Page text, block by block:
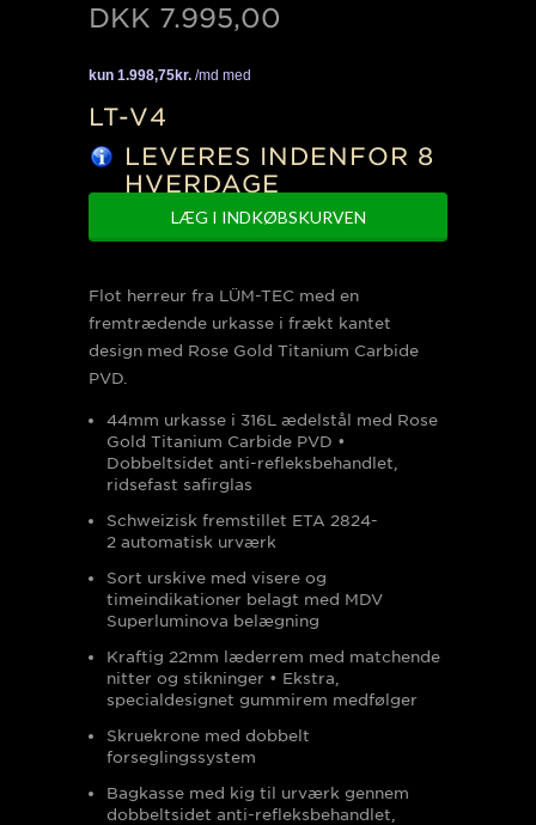
DKK 7.995,00
LT-V4
LEVERES INDENFOR 8
HVERDAGE
Flot herreur fra LÜM-TEC med en
fremtrædende urkasse i frækt kantet
design med Rose Gold Titanium Carbide
PVD.
44mm urkasse i 316L ædelstål med Rose
Gold Titanium Carbide PVD •
Dobbeltsidet anti-refleksbehandlet,
ridsefast safirglas
Schweizisk fremstillet ETA 2824-
2 automatisk urværk
Sort urskive med visere og
timeindikationer belagt med MDV
Superluminova belægning
Kraftig 22mm læderrem med matchende
nitter og stikninger • Ekstra,
specialdesignet gummirem medfølger
Skruekrone med dobbelt
forseglingssystem
Bagkasse med kig til urværk gennem
dobbeltsidet anti-refleksbehandlet,